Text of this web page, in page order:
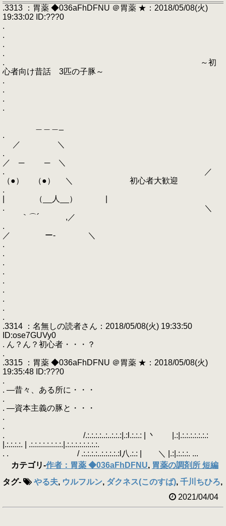
.3313 ：胃薬 ◆036aFhDFNU ＠胃薬 ★：2018/05/08(火)
19:33:02 ID:???0
.
.
.
.
. ～初
心者向け昔話 3匹の子豚～
.
.
.
.
.
／ ＼
.
／ ─ ─ ＼
. ／
（●） （●） ＼ 初心者大歓迎
.
| （__人__） |
. ＼
｀⌒´ ,／
.
／ ー‐ ＼
.
.
.
.
.
.
.
.
.
.3314 ：名無しの読者さん：2018/05/08(火) 19:33:50
ID:ose7GUVy0
. ん？ん？初心者・・・？
.
.3315 ：胃薬 ◆036aFhDFNU ＠胃薬 ★：2018/05/08(火)
19:35:48 ID:???0
.
. ―昔々、ある所に・・・
.
. ―資本主義の豚と・・・
.
.
. /.:.:.:.:..:..:.:.:|.:l.:.:.: | 丶 |.:|.:.:.:.:.:.:.:
|.:.:.:.:. | .:.:.:.:.:.:.:.:.|.:.:.:.:.:.:.:.:.
. . / .:.:.:.:..:.:.:.:.:l八.:.: | ＼ |.:|.:.:.:. ...
カテゴリ-作者：胃薬 ◆036aFhDFNU, 胃薬の調剤所 短編
タグ- やる夫, ウルフルン, ダクネス(このすば), 千川ちひろ,
2021/04/04